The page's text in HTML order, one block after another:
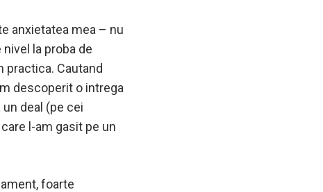
anxietatea mea – nu
la proba de
practica. Cautand
descoperit o intrega
deal (pe cei
l-am gasit pe un
foarte